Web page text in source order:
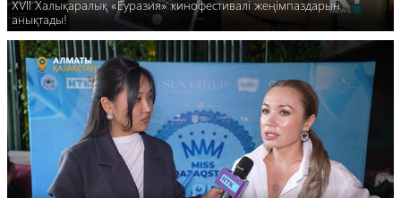
XVII Халықаралық «Еуразия» кинофестивалі жеңімпаздарын
анықтады!